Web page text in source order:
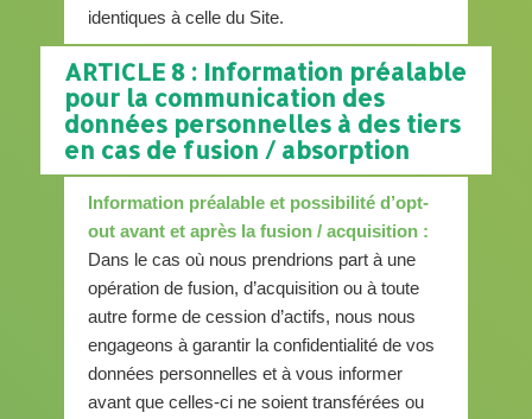
identiques à celle du Site.
ARTICLE 8 : Information préalable
pour la communication des
données personnelles à des tiers
en cas de fusion / absorption
Information préalable et possibilité d’opt-
out avant et après la fusion / acquisition :
Dans le cas où nous prendrions part à une
opération de fusion, d’acquisition ou à toute
autre forme de cession d’actifs, nous nous
engageons à garantir la confidentialité de vos
données personnelles et à vous informer
avant que celles-ci ne soient transférées ou